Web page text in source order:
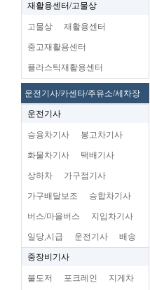
재활용센터/고물상
고물상 재활용센터
중고재활용센터
플라스틱재활용센터
운전기사/카센타/주유소/세차장
운전기사
승용차기사 봉고차기사
화물차기사 택배기사
상하차 가구점기사
가구배달보조 승합차기사
버스/마을버스 지입차기사
일당,시급 운전기사 배송
중장비기사
불도저 포크레인 지게차